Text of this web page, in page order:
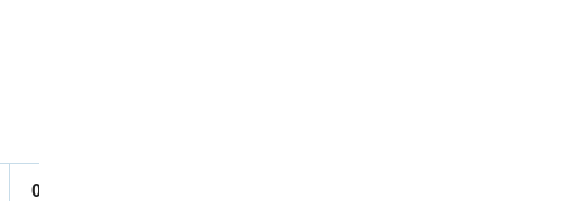
09:00